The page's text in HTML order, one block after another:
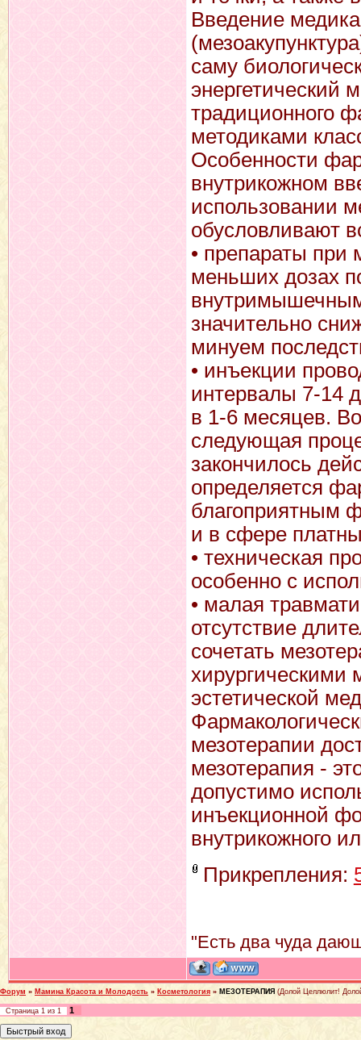
Введение
саму
энергетический
традиционного
методиками
Особенности
внутрикожном
использовании
обусловливают
• препараты при
меньших дозах
значительно
минуем
• инъекции
интервалы 7-14
в 1-6 месяцев.
следующая
закончилось
определяется
благоприятным
и в сфере
• техническая
особенно с
• малая
отсутствие
сочетать
хирургическими
эстетической
мезотерапии
мезотерапия -
допустимо
инъекционной
внутрикожного
Прикрепления:
"Есть два чуда
Форум » Мамина Красота и Молодость » Косметология » МЕЗОТЕРАПИЯ (Долой Целлюлит!
Страница 1 из 1 1